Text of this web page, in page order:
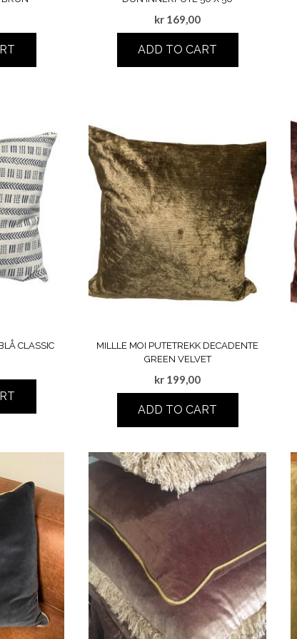
kr 169,00
ADD TO CART
CLASSIC
MILLLE MOI PUTETREKK DECADENTE
GREEN VELVET
kr 199,00
ADD TO CART